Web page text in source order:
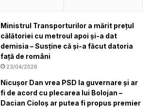
Ministrul Transporturilor a mărit prețul
călătoriei cu metroul apoi și-a dat
demisia – Susține că și-a făcut datoria
față de români
23/04/2026
Nicuşor Dan vrea PSD la guvernare şi ar
fi de acord cu plecarea lui Bolojan –
Dacian Cioloș ar putea fi propus premier